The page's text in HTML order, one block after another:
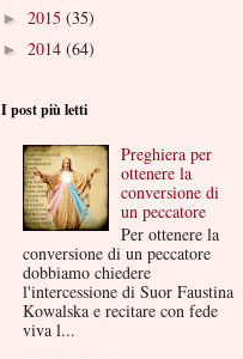
► 2015 (35)
► 2014 (64)
I post più letti
Preghiera per
ottenere la
conversione di
un peccatore
Per ottenere la
conversione di un peccatore
dobbiamo chiedere
l'intercessione di Suor Faustina
Kowalska e recitare con fede
viva l...